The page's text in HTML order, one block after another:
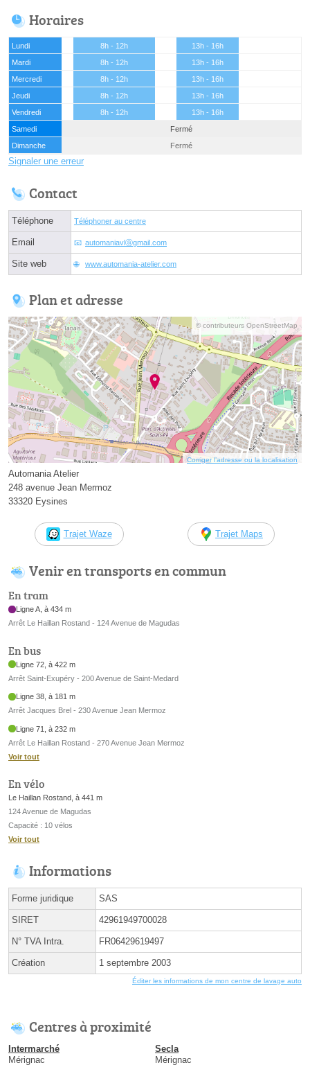
Horaires
Lundi 8h - 12h
13h - 16h
Mardi
8h - 12h
13h - 16h
Mercredi
8h - 12h
13h - 16h
Jeudi
8h - 12h
13h - 16h
Vendredi
8h - 12h
13h - 16h
Samedi
Fermé
Dimanche
Fermé
Signaler une erreur
Contact
Téléphone Téléphoner au centre
Email automaniavlⓐgmail.com
Site web www.automania-atelier.com
Plan et adresse
© contributeurs OpenStreetMap
Corriger l’adresse ou la localisation
Automania Atelier
248 avenue Jean Mermoz
33320 Eysines
Trajet Waze Trajet Maps
Venir en transports en commun
En tram
Ligne A, à 434 m
Arrêt Le Haillan Rostand - 124 Avenue de Magudas
En bus
Ligne 72, à 422 m
Arrêt Saint-Exupéry - 200 Avenue de Saint-Medard
Ligne 38, à 181 m
Arrêt Jacques Brel - 230 Avenue Jean Mermoz
Ligne 71, à 232 m
Arrêt Le Haillan Rostand - 270 Avenue Jean Mermoz
Voir tout
En vélo
Le Haillan Rostand, à 441 m
124 Avenue de Magudas
Capacité : 10 vélos
Voir tout
Informations
Forme juridique SAS
SIRET 42961949700028
N° TVA Intra. FR06429619497
Création 1 septembre 2003
Éditer les informations de mon centre de lavage auto
Centres à proximité
Intermarché
Mérignac
Secla
Mérignac